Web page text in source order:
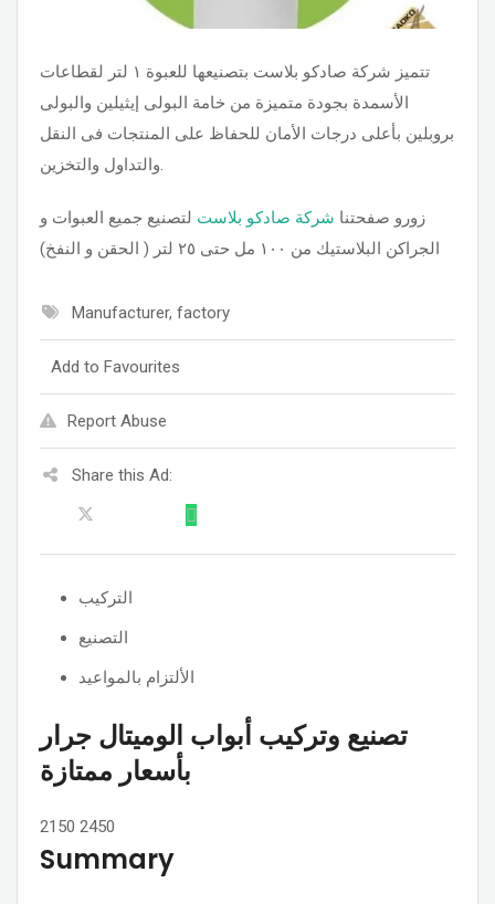
تتميز شركة صادكو بلاست بتصنيعها للعبوة ١ لتر لقطاعات
الأسمدة بجودة متميزة من خامة البولى إيثيلين والبولى
بروبلين بأعلى درجات الأمان للحفاظ على المنتجات فى النقل
والتداول والتخزين.
زورو صفحتنا شركة صادكو بلاست لتصنيع جميع العبوات و
الجراكن البلاستيك من ١٠٠ مل حتى ٢٥ لتر ( الحقن و النفخ)
Manufacturer, factory
Add to Favourites
Report Abuse
Share this Ad:
التركيب
التصنيع
الألتزام بالمواعيد
تصنيع وتركيب أبواب الوميتال جرار
بأسعار ممتازة
2150 2450
Summary